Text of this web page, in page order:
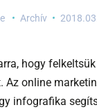
Archív
hogy
Az online
infografika